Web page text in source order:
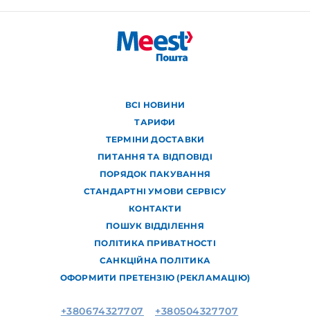
ВСІ НОВИНИ
ТАРИФИ
ТЕРМІНИ ДОСТАВКИ
ПИТАННЯ ТА ВІДПОВІДІ
ПОРЯДОК ПАКУВАННЯ
СТАНДАРТНІ УМОВИ СЕРВІСУ
КОНТАКТИ
ПОШУК ВІДДІЛЕННЯ
ПОЛІТИКА ПРИВАТНОСТІ
САНКЦІЙНА ПОЛІТИКА
ОФОРМИТИ ПРЕТЕНЗІЮ (РЕКЛАМАЦІЮ)
+380674327707
+380504327707